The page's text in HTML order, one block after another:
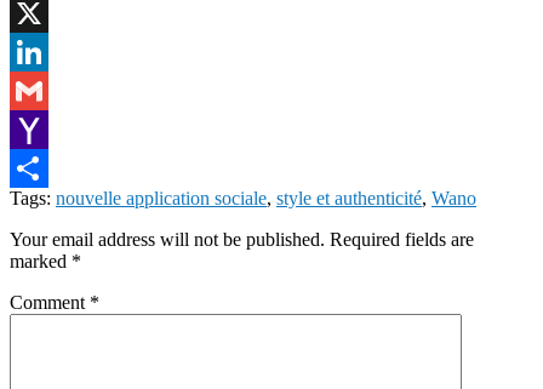
Facebook
X
LinkedIn
Gmail
Yahoo
Mail
Share
Tags: nouvelle application sociale, style et authenticité, Wano
Your email address will not be published. Required fields are
marked *
Comment *